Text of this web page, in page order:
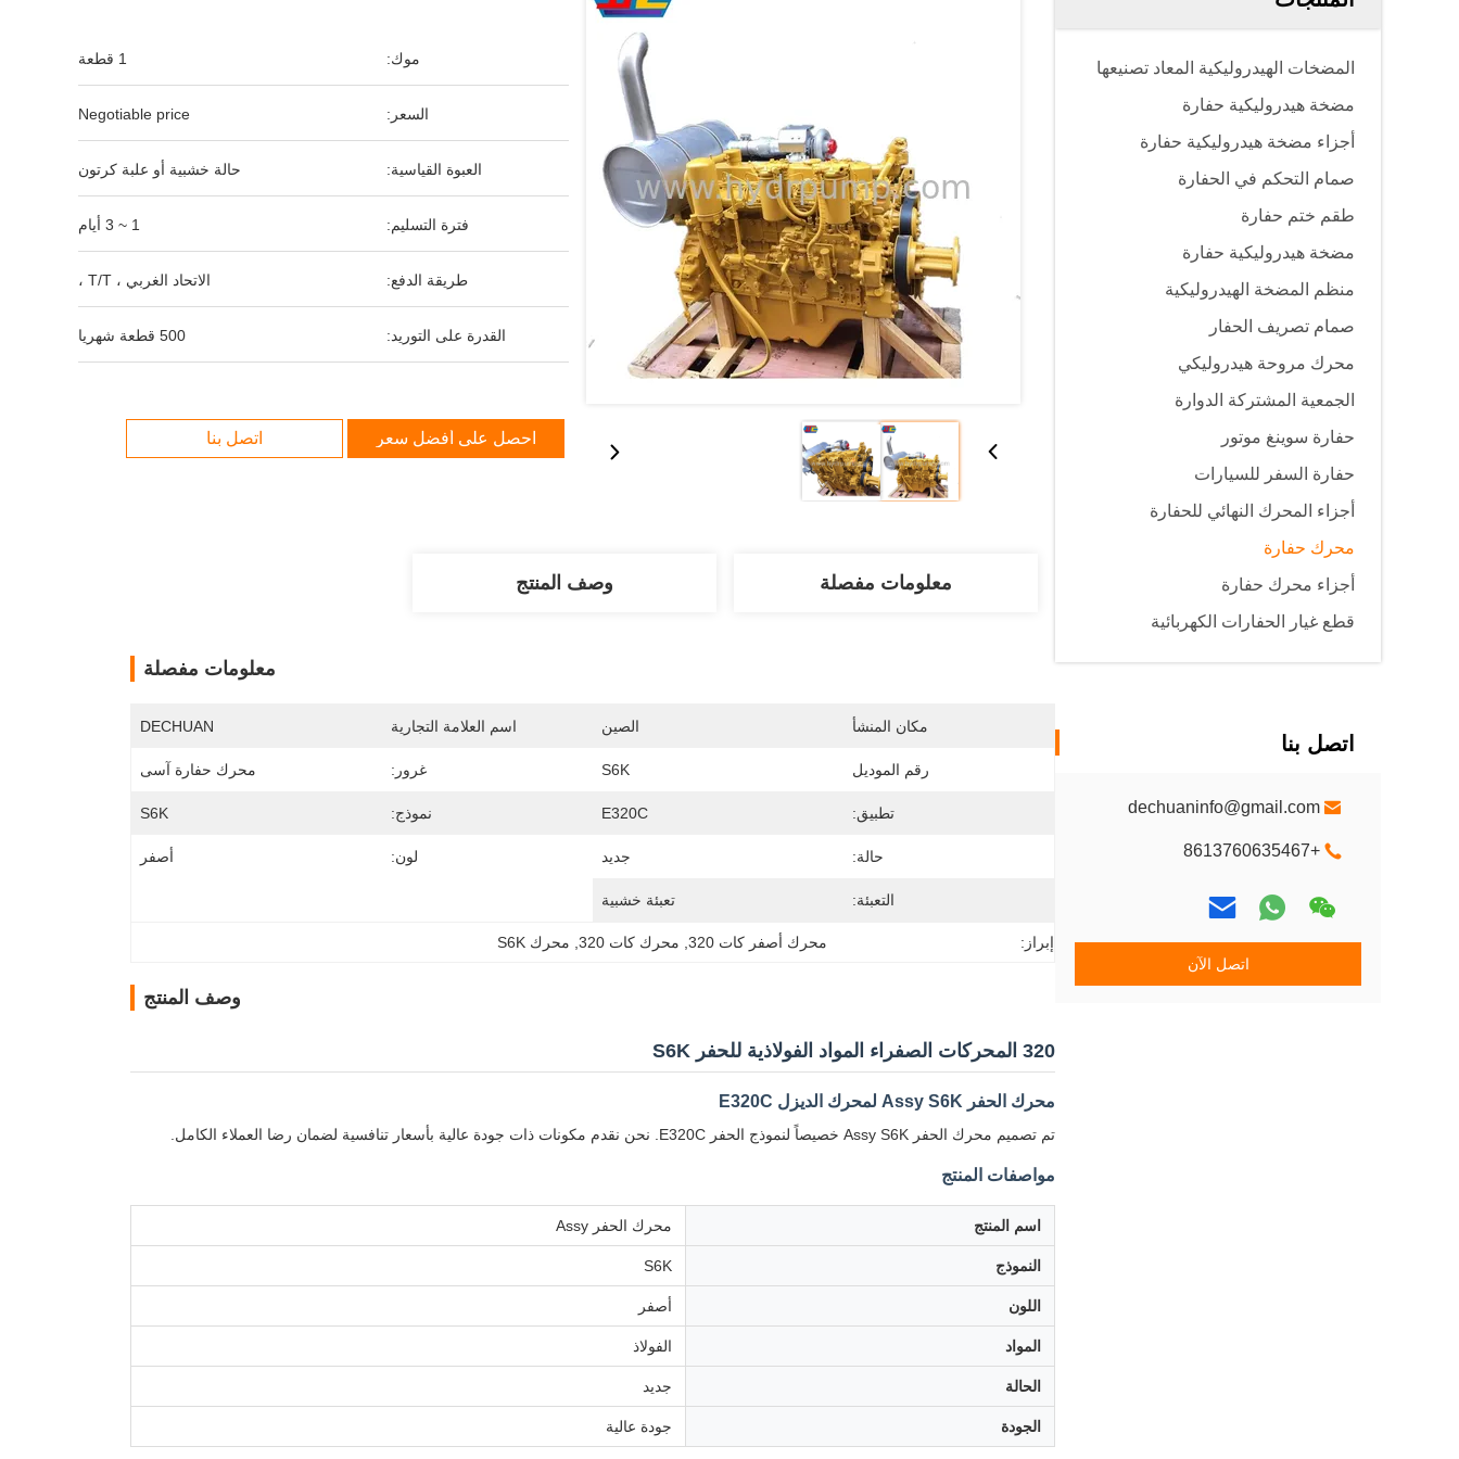
المضخات الهيدروليكية المعاد تصنيعها
مضخة هيدروليكية حفارة
أجزاء مضخة هيدروليكية حفارة
صمام التحكم في الحفارة
طقم ختم حفارة
مضخة هيدروليكية حفارة
منظم المضخة الهيدروليكية
صمام تصريف الحفار
محرك مروحة هيدروليكي
الجمعية المشتركة الدوارة
حفارة سوينغ موتور
حفارة السفر للسيارات
أجزاء المحرك النهائي للحفارة
محرك حفارة
أجزاء محرك حفارة
قطع غيار الحفارات الكهربائية
اتصل بنا
dechuaninfo@gmail.com
+8613760635467
اتصل الآن
موك: 1 قطعة
السعر: Negotiable price
العبوة القياسية: حالة خشبية أو علبة كرتون
فترة التسليم: 1 ~ 3 أيام
طريقة الدفع: الاتحاد الغربي ، T/T ،
القدرة على التوريد: 500 قطعة شهريا
احصل على أفضل سعر اتصل بنا
معلومات مفصلة وصف المنتج
معلومات مفصلة
مكان المنشأ الصين اسم العلامة التجارية DECHUAN
رقم الموديل S6K غرور: محرك حفارة آسى
تطبيق: E320C نموذج: S6K
حالة: جديد لون: أصفر
التعبئة: تعبئة خشبية
إبراز: محرك أصفر كات 320 محرك كات 320 محرك S6K
وصف المنتج
320 المحركات الصفراء المواد الفولاذية للحفر S6K
محرك الحفر Assy S6K لمحرك الديزل E320C
تم تصميم محرك الحفر Assy S6K خصيصاً لنموذج الحفر E320C. نحن نقدم مكونات ذات جودة عالية بأسعار تنافسية لضمان رضا العملاء الكامل.
مواصفات المنتج
اسم المنتج محرك الحفر Assy
النموذج S6K
اللون أصفر
المواد الفولاذ
الحالة جديد
الجودة جودة عالية